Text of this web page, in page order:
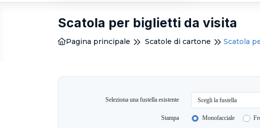
Scatola per biglietti da visita
Pagina principale Scatole di cartone Scatola
Seleziona una fustella esistente
Stampa Monofacciale